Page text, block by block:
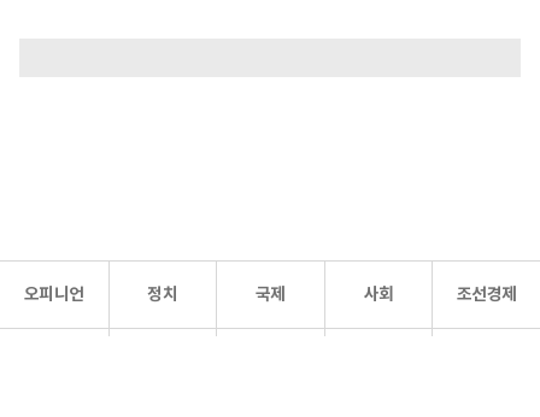
오피니언 정치 국제 사회 조선경제